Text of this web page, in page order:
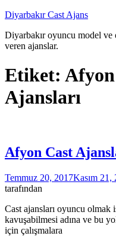
İçeriğe
Diyarbakır Cast Ajans
Diyarbakır oyuncu model ve
veren ajanslar.
Etiket:
Ajansları
Afyon Cast
Temmuz 20, 2017Kasım 21,
tarafından
Cast ajansları oyuncu
kavuşabilmesi adına ve bu
için çalışmalara